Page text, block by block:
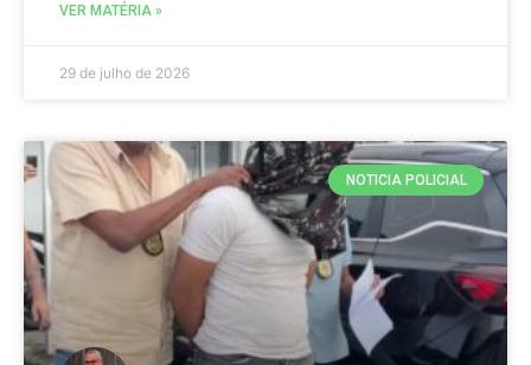
VER MATÉRIA »
29 de julho de 2026
NOTICIA POLICIAL